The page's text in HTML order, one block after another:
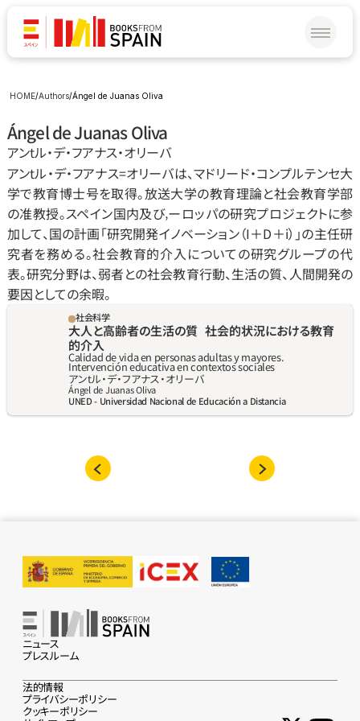
HOME/Authors/Ángel de Juanas Oliva
Ángel de Juanas Oliva
アンtル‧デ‧フアナス‧オリーバ
アンtル‧デ‧フアナス=オリーバは、マドリード‧コンプルテンセ大
学で教育博士号を取得。放送大学の教育理論と社会教育学部
の准教授。スペイン国内及び‚ーロッパの研究プロジェクトに参
加して、国の計画「研究開発イノベーション（I＋D＋i）」の主任研
究者を務める。社会教育的介入についての研究グループの代
表。研究分野は、弱者との社会教育行動、生活の質、人間開発の
要因としての余暇。
社会科学
大人と高齢者の生活の質   社会的状況における教育
的介入
Calidad de vida en personas adultas y mayores.
Intervención educativa en contextos sociales
アンtル‧デ‧フアナス‧オリーバ
Ángel de Juanas Oliva
UNED - Universidad Nacional de Educación a Distancia
ニュース
プレスルーム
法的情報
プライバシーポリシー
クッキーポリシー